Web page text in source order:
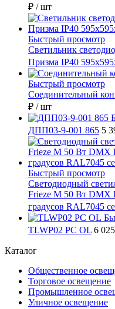
₽ / шт
Быстрый просмотр
Светильник
Призма IP40
Быстрый просмотр
Соединительный
₽ / шт
ДПП03-9-001 865 5
Быстрый просмотр
Светодиодный
Frieze M 50 Вт DMX
градусов RAL7045
TLWP02 PC OL 6
Каталог
Общественное
Торговое освещение
Промышленное
Уличное освещение